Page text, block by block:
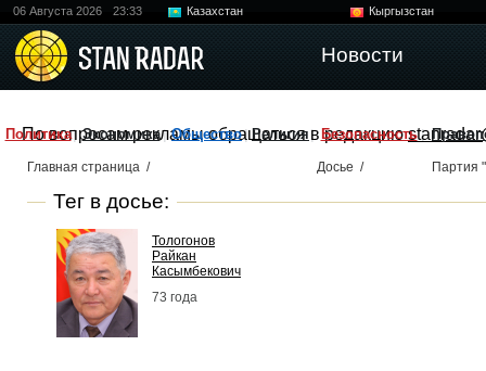
06 Августа 2026 23:33 Казахстан
Кыргызстан
Новости
Политика Экономика Общество Религия Безопасность
По вопросам рекламы обращаться в редакцию
Главная страница / Досье / Партия
Тег в досье:
Тологонов
Райкан
Касымбекович
73 года